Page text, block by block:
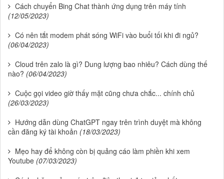
Cách chuyển Bing Chat thành ứng dụng trên máy tính
(12/05/2023)
Có nên tắt modem phát sóng WiFi vào buổi tối khi đi ngủ?
(06/04/2023)
Cloud trên zalo là gì? Dung lượng bao nhiêu? Cách dùng thế
nào? (06/04/2023)
Cuộc gọi video giờ thấy mặt cũng chưa chắc... chính chủ
(26/03/2023)
Hướng dẫn dùng ChatGPT ngay trên trình duyệt mà không
cần đăng ký tài khoản (18/03/2023)
Mẹo hay để không còn bị quảng cáo làm phiền khi xem
Youtube (07/03/2023)